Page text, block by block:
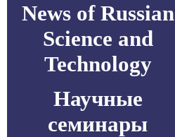
News of Russian
Science and
Technology
Научные
семинары